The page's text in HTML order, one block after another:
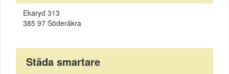
Ekaryd 313
385 97 Söderåkra
Städa smartare